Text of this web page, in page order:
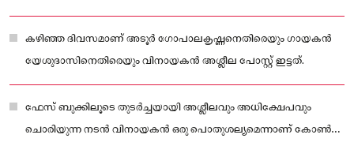
കഴിഞ്ഞ ദിവസമാണ് അടൂർ ഗോപാലകൃഷ്ണനെതിരെയും ഗായകൻ
യേശുദാസിനെതിരെയും വിനായകൻ അശ്ലീല പോസ്റ്റ് ഇട്ടത്.
ഫേസ് ബുക്കിലൂടെ തുടർച്ചയായി അശ്ലീലവും അധിക്ഷേപവും
ചൊരിയുന്ന നടൻ വിനായകൻ ഒരു പൊതുശല്യമെന്നാണ് കോൺ​